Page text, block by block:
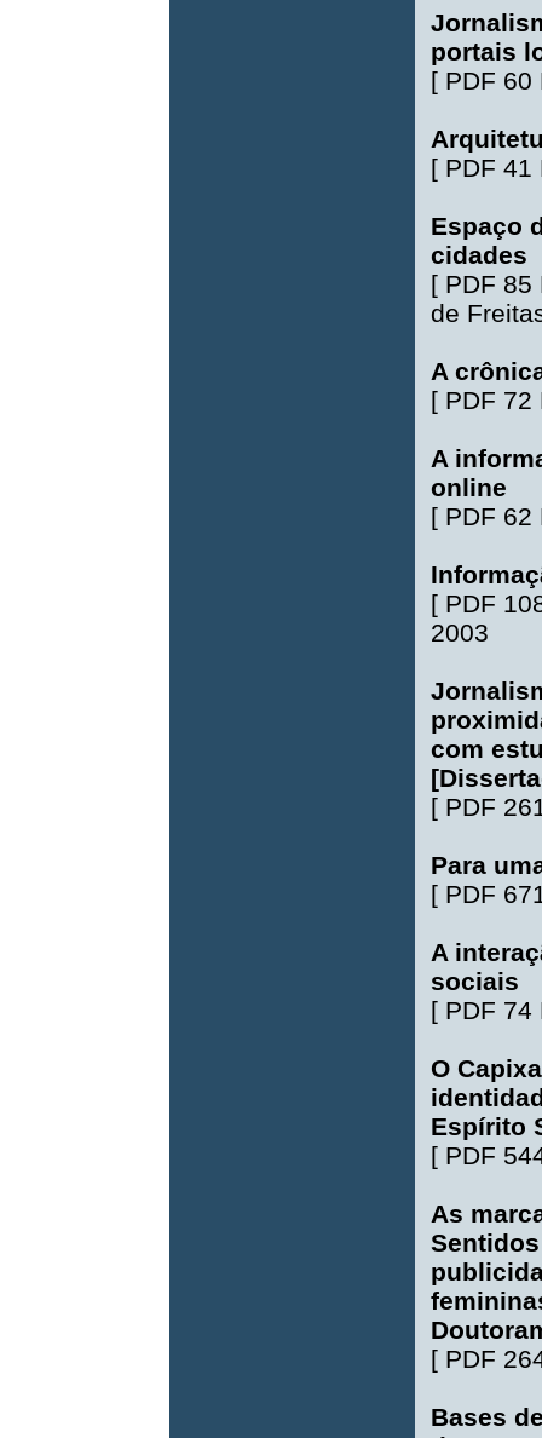
portais
[ PDF 60
[ PDF 41
Espaço
cidades
[ PDF 85
de
A
[ PDF 72
A
online
[ PDF 62
[ PDF
2003
com
[ PDF
Para
[ PDF
A
sociais
[ PDF 74
O
Espírito
[ PDF
As
[ PDF
Bases